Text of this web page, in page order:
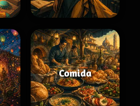
Comida